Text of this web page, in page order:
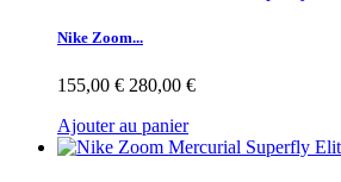
Nike Zoom...
155,00 € 280,00 €
Ajouter au panier